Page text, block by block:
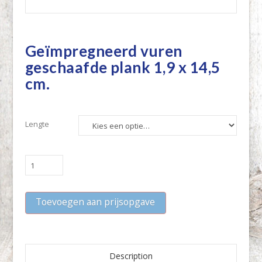
Geïmpregneerd vuren
geschaafde plank 1,9 x 14,5
cm.
Lengte
Geïmpregneerd
vuren
plank
1,9
14,5
Toevoegen aan prijsopgave
Description